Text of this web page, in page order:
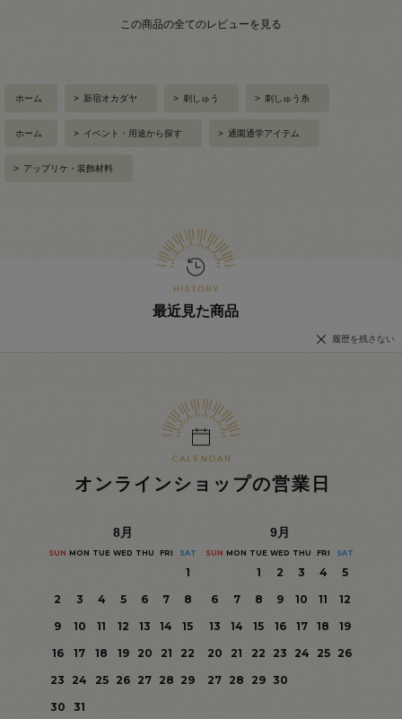
この商品の全てのレビューを見る
ホーム > 新宿オカダヤ > 刺しゅう > 刺しゅう糸
ホーム > イベント・用途から探す > 通園通学アイテム
> アップリケ・装飾材料
最近見た商品
履歴を残さない
オンラインショップの営業日
8月
SUN MON TUE WED THU FRI SAT
1
2
3 4 5 6 7
8
9
10 11 12 13 14
15
16
17 18 19 20 21
22
23
24 25 26 27 28 29
30
31
9月
SUN MON TUE WED THU FRI SAT
1 2 3 4
5
6
7 8 9 10 11
12
13
14 15 16 17 18
19
20
21 22 23 24 25
26
27 28 29 30